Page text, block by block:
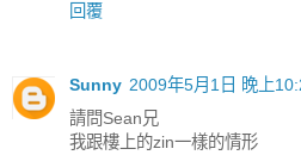
回覆
Sunny 2009年5月1日 晚上
請問Sean兄
我跟樓上的zin一樣的情形